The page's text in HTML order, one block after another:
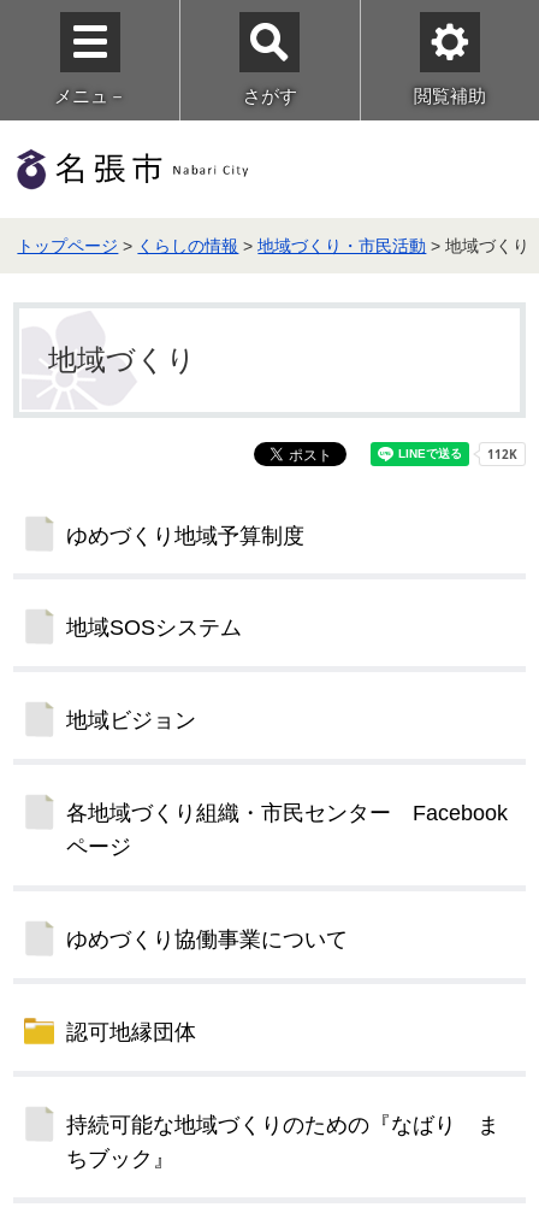
メニュ－ さがす 閲覧補助
トップページ > くらしの情報 >地域づくり・市民活動 > 地域づくり
地域づくり
ゆめづくり地域予算制度
地域SOSシステム
地域ビジョン
各地域づくり組織・市民センター Facebook
ページ
ゆめづくり協働事業について
認可地縁団体
持続可能な地域づくりのための『なばり ま
ちブック』